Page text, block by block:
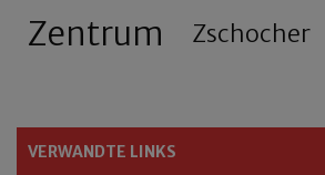
Zentrum Zschocher
VERWANDTE LINKS